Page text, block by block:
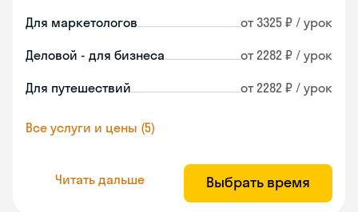
Для маркетологов от 3325 ₽ / урок
Деловой - для бизнеса от 2282 ₽ / урок
Для путешествий от 2282 ₽ / урок
Все услуги и цены (5)
Читать дальше Выбрать время